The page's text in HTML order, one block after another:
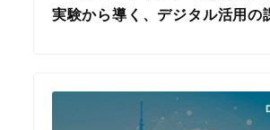
実験から導く、デジタル活用の